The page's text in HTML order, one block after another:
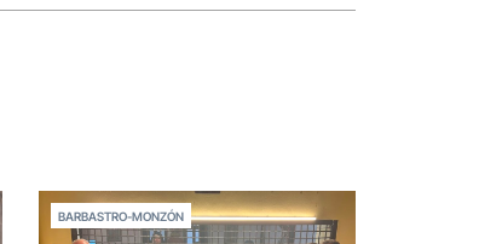
BARBASTRO-MONZÓN